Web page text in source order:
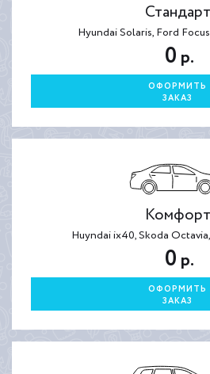
Стандарт
Hyundai Solaris, Ford
0 р.
ОФОРМИТЬ
ЗАКАЗ
Комфорт
Huyndai ix40, Skoda
0 р.
ОФОРМИТЬ
ЗАКАЗ